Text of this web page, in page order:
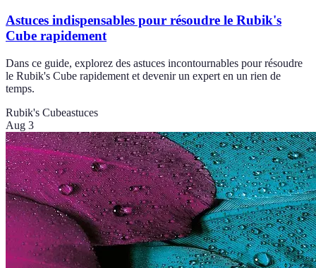
Astuces indispensables pour résoudre le Rubik's
Cube rapidement
Dans ce guide, explorez des astuces incontournables pour résoudre
le Rubik's Cube rapidement et devenir un expert en un rien de
temps.
Rubik's Cubeastuces
Aug 3